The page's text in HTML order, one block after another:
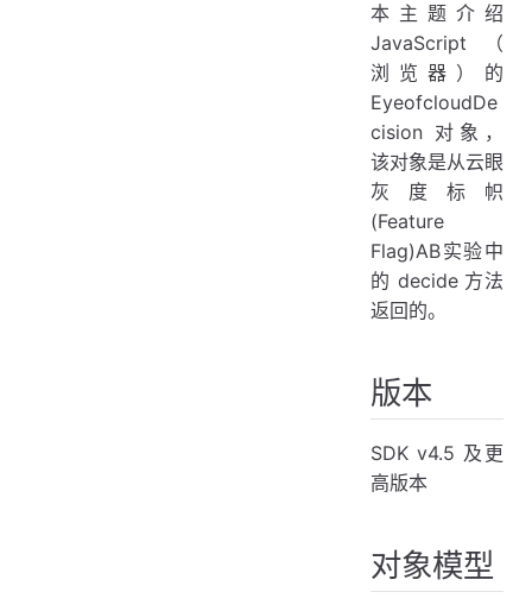
对象模型
原因
错误原因
本主题介绍
JavaScript（
浏览器）的
EyeofcloudDe
cision 对象，
该对象是从云眼
灰度标帜
(Feature
Flag)AB实验中
的 decide 方法
返回的。
版本
SDK v4.5 及更
高版本
对象模型